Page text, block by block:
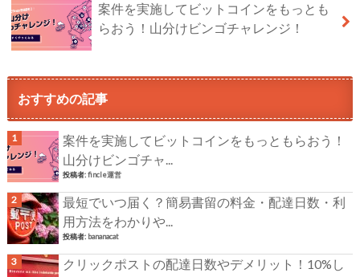
案件を実施してビットコインをもっとも
らおう！山分けビンゴチャレンジ！
おすすめの記事
案件を実施してビットコインをもっともらおう！
山分けビンゴチャ...
投稿者:fincle運営
最短でいつ届く？簡易書留の料金・配達日数・利
用方法をわかりや...
投稿者: bananacat
クリックポストの配達日数やデメリット！10%し